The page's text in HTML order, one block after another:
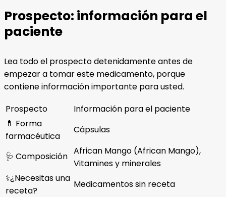
Prospecto: información para el
paciente
Lea todo el prospecto detenidamente antes de
empezar a tomar este medicamento, porque
contiene información importante para usted.
Prospecto
Información para el paciente
💊 Forma
farmacéutica
Cápsulas
🩺 Composición African Mango (African Mango),
Vitamines y minerales
⚕️¿Necesitas una
receta?
Medicamentos sin receta